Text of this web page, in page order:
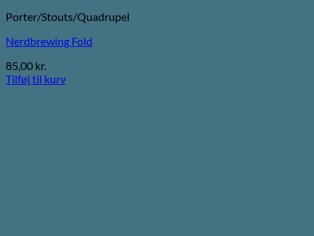
Porter/Stouts/Quadrupel
Nerdbrewing Fold
85,00 kr.
Tilføj til kurv